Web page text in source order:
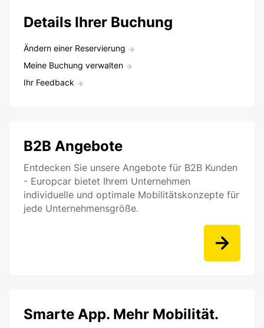
Details Ihrer Buchung
Ändern einer Reservierung
Meine Buchung verwalten
Ihr Feedback
B2B Angebote
Entdecken Sie unsere Angebote für B2B Kunden
- Europcar bietet Ihrem Unternehmen
individuelle und optimale Mobilitätskonzepte für
jede Unternehmensgröße.
Smarte App. Mehr Mobilität.